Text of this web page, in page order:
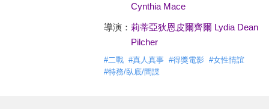
Cynthia Mace
導演： 莉蒂亞狄恩皮爾齊爾 Lydia Dean
Pilcher
#二戰 #真人真事 #得獎電影 #女性情誼
#特務/臥底/間諜